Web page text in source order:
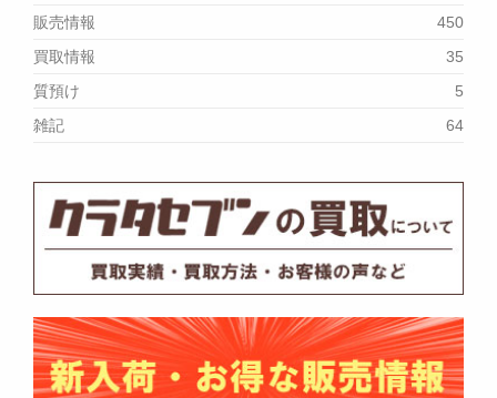
販売情報
450
買取情報
35
質預け
5
雑記
64